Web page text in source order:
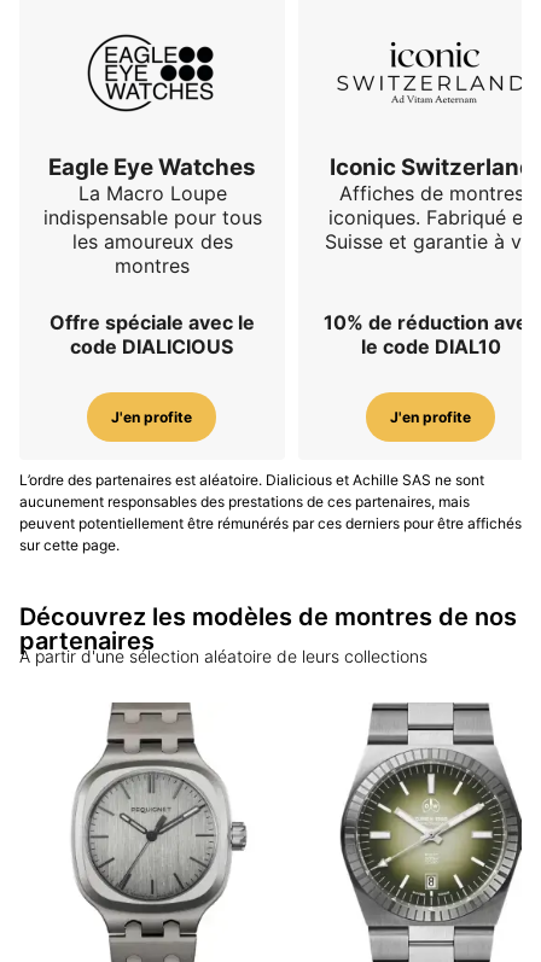
Eagle Eye Watches
La Macro Loupe
indispensable pour tous
les amoureux des
montres
Offre spéciale avec le
code DIALICIOUS
J'en profite
Iconic Switzerland
Affiches de montres
iconiques. Fabriqué en
Suisse et garantie à vie
10% de réduction avec
le code DIAL10
J'en profite
L’ordre des partenaires est aléatoire. Dialicious et Achille SAS ne sont
aucunement responsables des prestations de ces partenaires, mais
peuvent potentiellement être rémunérés par ces derniers pour être affichés
sur cette page.
Découvrez les modèles de montres de nos
partenaires
A partir d'une sélection aléatoire de leurs collections